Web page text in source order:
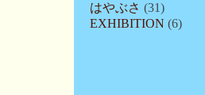
はやぶさ (31)
EXHIBITION (6)